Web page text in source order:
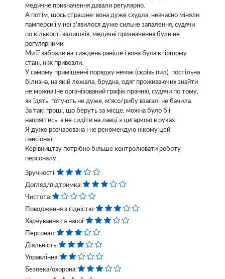
медичне призначення давали регулярно.
А потім, щось страшне: вона дуже схудла, невчасно міняли
памперси і у неї з'явилося дуже сильне запалення, судячи
по кількості залишків, медичні призначення були не
регулярними.
Ми її забрали на тиждень раніше і вона була в гіршому
стані, ніж привезли.
У самому приміщенні порядку немає (скрізь пил), постільна
білизна, на якій лежала, брудна, одяг проживаючих знайти
не можна (не організований графік прання), судячи по тому,
як їдять, готують не дуже, м'ясо/рибу взагалі не бачила.
За такі гроші, що беруть за місце, можна було б і
напрягтись, а не сидіти на лавці з цигаркою в руках.
Я дуже розчарована і не рекомендую нікому цей
пансіонат.
Керівництву потрібно більше контролювати роботу
персоналу.
Зручності:
Догляд/підтримка:
Чистота:
Поводження з гідністю:
Харчування та напої:
Персонал:
Діяльність:
Управління:
Безпека/охорона: